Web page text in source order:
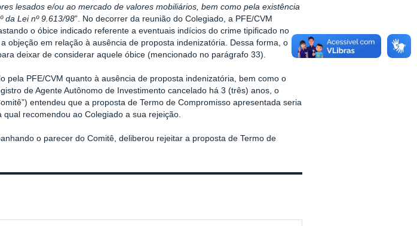
lesados e/ou ao mercado de valores mobiliários, bem como pela existência
da Lei nº 9.613/98”. No decorrer da reunião do Colegiado, a PFE/CVM
o óbice indicado referente a eventuais indícios do crime tipificado no
objeção em relação à ausência de proposta indenizatória. Dessa forma, o
deixar de considerar aquele óbice (mencionado no parágrafo 33).
pela PFE/CVM quanto à ausência de proposta indenizatória, bem como o
de Agente Autônomo de Investimento cancelado há 3 (três) anos, o
entendeu que a proposta de Termo de Compromisso apresentada seria
recomendou ao Colegiado a sua rejeição.
o parecer do Comitê, deliberou rejeitar a proposta de Termo de